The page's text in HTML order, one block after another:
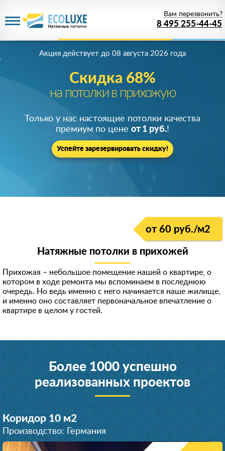
8 495 255-44-45
Вам перезвонить?
Скидка 68%
на потолки в прихожую
Акция действует до 08 августа 2026 года
Только у нас настоящие потолки качества
премиум по цене от 1 руб.!
Успейте зарезервировать скидку!
от 60 руб./м2
Натяжные потолки в прихожей
Прихожая – небольшое помещение нашей о квартире, о
котором в ходе ремонта мы вспоминаем в последнюю
очередь. Но ведь именно с него начинается наше жилище,
и именно оно составляет первоначальное впечатление о
квартире в целом у гостей.
Более 1000 успешно
реализованных проектов
Коридор 10 м2
Производство: Германия